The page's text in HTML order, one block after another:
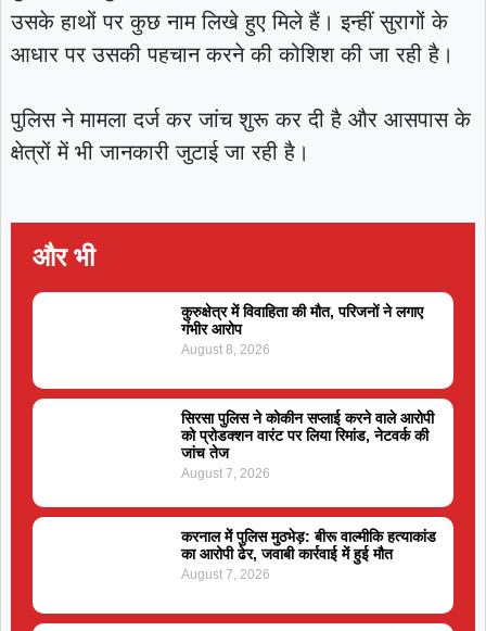
उसके हाथों पर कुछ नाम लिखे हुए मिले हैं। इन्हीं सुरागों के
आधार पर उसकी पहचान करने की कोशिश की जा रही है।
पुलिस ने मामला दर्ज कर जांच शुरू कर दी है और आसपास के
क्षेत्रों में भी जानकारी जुटाई जा रही है।
और भी
कुरुक्षेत्र में विवाहिता की मौत, परिजनों ने लगाए
गंभीर आरोप
August 8, 2026
सिरसा पुलिस ने कोकीन सप्लाई करने वाले आरोपी
को प्रोडक्शन वारंट पर लिया रिमांड, नेटवर्क की
जांच तेज
August 7, 2026
करनाल में पुलिस मुठभेड़: बीरू वाल्मीकि हत्याकांड
का आरोपी ढेर, जवाबी कार्रवाई में हुई मौत
August 7, 2026